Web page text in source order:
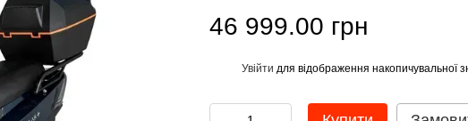
46 999.00 грн
Увійти для відображення накопичувальної